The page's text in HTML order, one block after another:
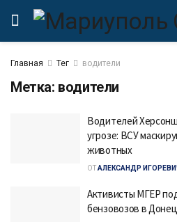
Главная Тег водители
Метка: водители
Водителей
угрозе: ВСУ
животных
ОТАЛЕКСАНДР
Активисты МГЕР
бензовозов в